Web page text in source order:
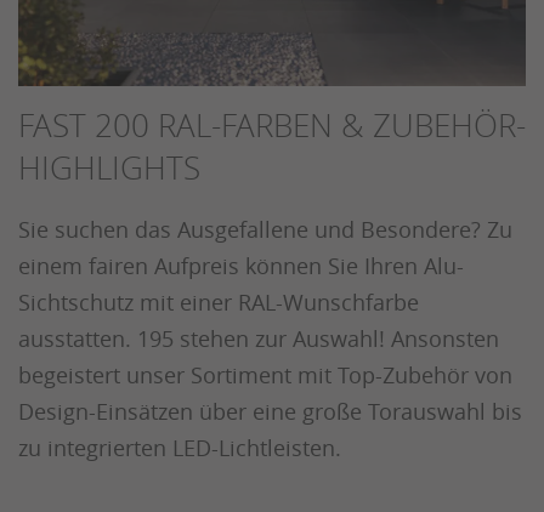
FAST 200 RAL-FARBEN & ZUBEHÖR-
HIGHLIGHTS
Sie suchen das Ausgefallene und Besondere? Zu
einem fairen Aufpreis können Sie Ihren Alu-
Sichtschutz mit einer RAL-Wunschfarbe
ausstatten. 195 stehen zur Auswahl! Ansonsten
begeistert unser Sortiment mit Top-Zubehör von
Design-Einsätzen über eine große Torauswahl bis
zu integrierten LED-Lichtleisten.